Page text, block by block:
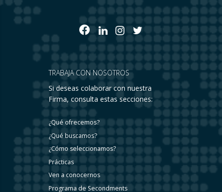
TRABAJA CON NOSOTROS
Si deseas colaborar con nuestra
Firma, consulta estas secciones:
¿Qué ofrecemos?
¿Qué buscamos?
¿Cómo seleccionamos?
Prácticas
Ven a conocernos
Programa de Secondments